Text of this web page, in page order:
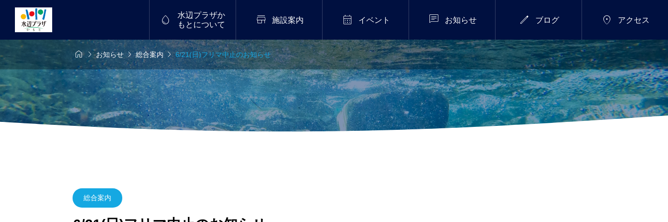

水辺プラザか
もとについて
 施設案内  イベント  お知らせ  ブログ  アクセス
7月26日
渡会を開催し
7/18(土)～19(日)
フリーマーケット
2026年7月20日
伝統芸能「猿まわし公
演」開催！
7/18(土)～26(日)
サマーウィーク開催し
ます！
 
物産館
福たまご販売中！
2026.01.02
総合
新年のご挨拶
2026.01.01
 
お知らせ総合案内6/21(日)フリマ中止のお知らせ
総合案内